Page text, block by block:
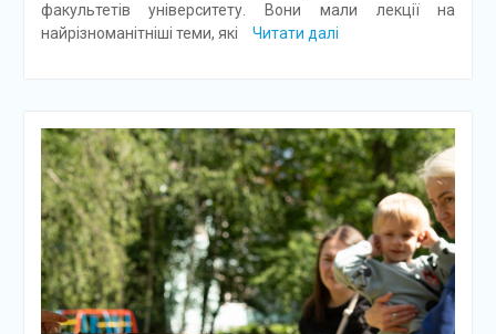
факультетів університету. Вони мали лекції на
найрізноманітніші теми, які
Читати далі